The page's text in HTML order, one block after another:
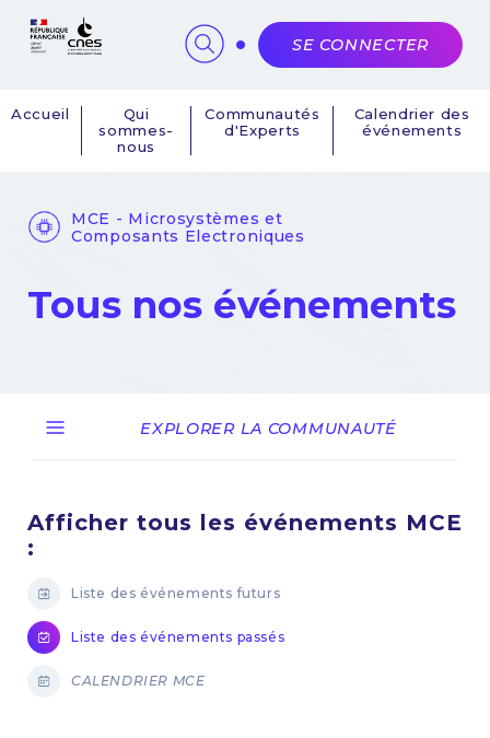
Navigation
Accueil
Qui
sommes-
nous
Communautés
d'Experts
Calendrier des
événements
SE CONNECTER
MCE - Microsystèmes et
Composants Electroniques
Tous nos événements
EXPLORER LA COMMUNAUTÉ
Afficher tous les événements MCE
:
Liste des événements futurs
Liste des événements passés
CALENDRIER MCE